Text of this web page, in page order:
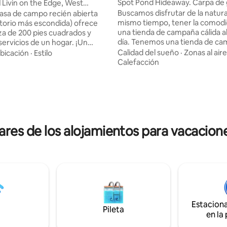
de 5. 43 evaluaciones
Livin on the Edge, West
de campo recién abierta
más escondida) ofrece
de 200 pies cuadrados y
de un hogar. ¡Un
con terraza, incluida
incluidas las ballenas
Ubicado a 2,8 km del
· Estilo
Spot Pond Hideaway. Carpa
Buscamos disfrutar de la
mismo tiempo, tener la
una tienda de campaña cálida
día. Tenemos una tienda de
Authentic Labrador Canvas,
cama con la parte superior
algunas aventuras al aire libre
Tenemos kayaks, pesca desde
Calidad del sueño · Zonas al
Calefacción
de los alojamientos para
Pileta
en la